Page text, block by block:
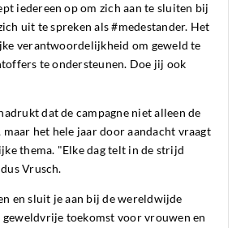
iedereen op om zich aan te sluiten bij
uit te spreken als #medestander. Het
verantwoordelijkheid om geweld te
te ondersteunen. Doe jij ook
dat de campagne niet alleen de
maar het hele jaar door aandacht vraagt
thema. "Elke dag telt in de strijd
Vrusch.
en sluit je aan bij de wereldwijde
toekomst voor vrouwen en